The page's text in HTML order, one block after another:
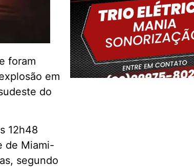
foram
em
do
12h48
de Miami-
segundo